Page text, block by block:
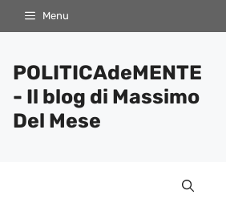
Menu
POLITICAdeMENTE
- Il blog di Massimo
Del Mese